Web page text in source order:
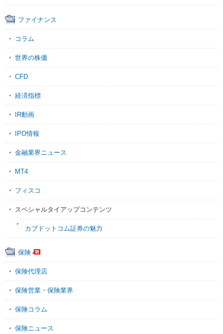
ファイナンス
コラム
世界の株価
CFD
経済指標
IR動画
IPO情報
金融業界ニュース
MT4
フィスコ
スペシャルタイアップコンテンツ
カブドットコム証券の魅力
保険
保険代理店
保険営業・保険業界
保険コラム
保険ニュース